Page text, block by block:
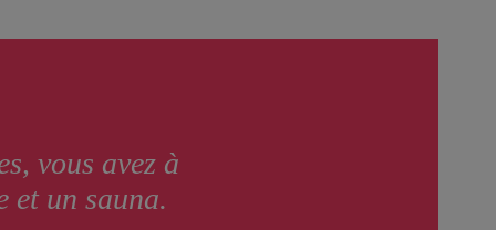
vous avez à
et un sauna.